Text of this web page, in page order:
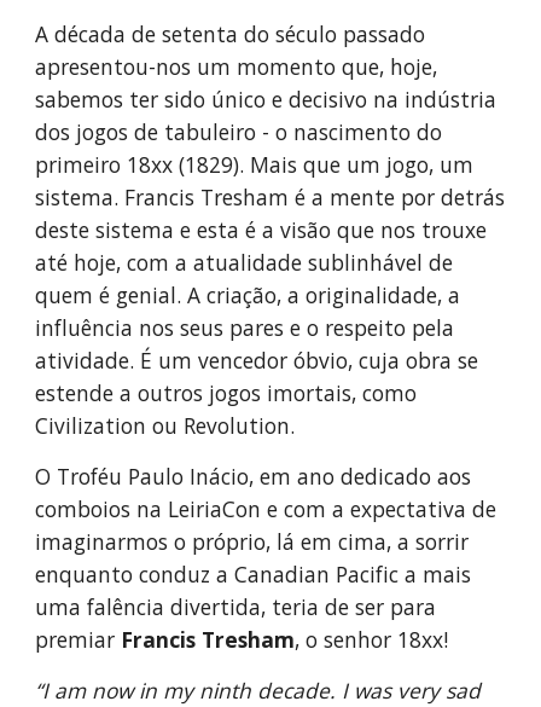
A década de setenta do século passado
apresentou-nos um momento que, hoje,
sabemos ter sido único e decisivo na indústria
dos jogos de tabuleiro - o nascimento do
primeiro 18xx (1829). Mais que um jogo, um
sistema. Francis Tresham é a mente por detrás
deste sistema e esta é a visão que nos trouxe
até hoje, com a atualidade sublinhável de
quem é genial. A criação, a originalidade, a
influência nos seus pares e o respeito pela
atividade. É um vencedor óbvio, cuja obra se
estende a outros jogos imortais, como
Civilization ou Revolution.
O Troféu Paulo Inácio, em ano dedicado aos
comboios na LeiriaCon e com a expectativa de
imaginarmos o próprio, lá em cima, a sorrir
enquanto conduz a Canadian Pacific a mais
uma falência divertida, teria de ser para
premiar Francis Tresham, o senhor 18xx!
“I am now in my ninth decade. I was very sad